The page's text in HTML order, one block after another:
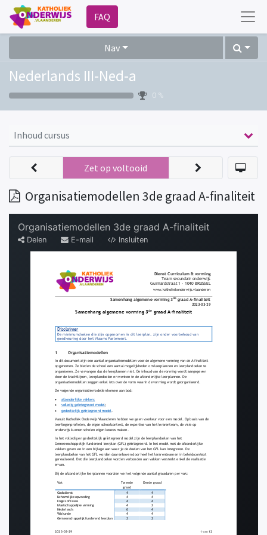
FAQ
Nav
Nederlands III-Ned-a
0 %
Inhoud cursus
Organisatiemodellen 3de graad A-finaliteit
Zet op voltooid